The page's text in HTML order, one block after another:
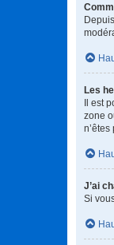
Les
Il est
zone
n’êtes
J’ai
Si